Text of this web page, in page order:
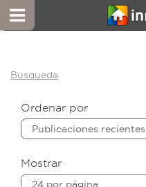
Busqueda
Ordenar por
Publicaciones recientes
Mostrar
24 por página